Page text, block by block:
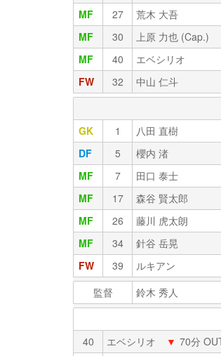
MF
27 荒木 大吾
MF
30 上原 力也 (Cap.)
MF
40 エベシリオ
FW
32 中山 仁斗
GK
1 八田 直樹
DF
5 櫻内 渚
MF
7 田口 泰士
MF
17 森谷 賢太郎
MF
26 藤川 虎太朗
MF
34 針谷 岳晃
FW
39 ルキアン
監督
鈴木 秀人
40
エベシリオ ▼ 70分